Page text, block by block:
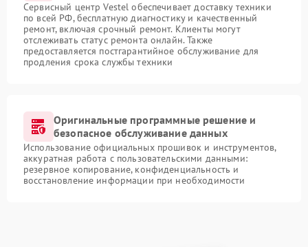
Сервисный центр Vestel обеспечивает доставку техники
по всей РФ, бесплатную диагностику и качественный
ремонт, включая срочный ремонт. Клиенты могут
отслеживать статус ремонта онлайн. Также
предоставляется постгарантийное обслуживание для
продления срока службы техники
Оригинальные программные решение и
безопасное обслуживание данных
Использование официальных прошивок и инструментов,
аккуратная работа с пользовательскими данными:
резервное копирование, конфиденциальность и
восстановление информации при необходимости